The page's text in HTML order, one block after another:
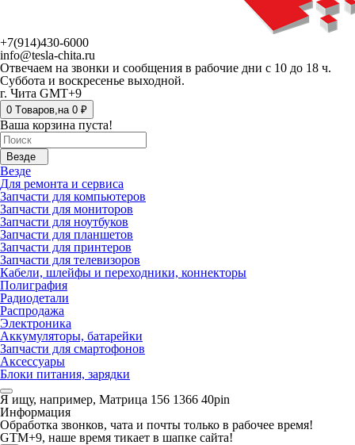
+7(914)430-6000
info@tesla-chita.ru
Отвечаем на звонки и сообщения в рабочие дни с 10 до 18 ч.
Суббота и воскресенье выходной.
г. Чита GMT+9
0 Tоваров,на 0 ₽
Ваша корзина пуста!
Везде
Везде
Для ремонта и сервиса
Запчасти для компьютеров
Запчасти для мониторов
Запчасти для ноутбуков
Запчасти для планшетов
Запчасти для принтеров
Запчасти для телевизоров
Кабели, шлейфы и переходники, коннекторы
Полиграфия
Радиодетали
Распродажа
Электроника
Аккумуляторы, батарейки
Запчасти для смартофонов
Аксессуары
Блоки питания, зарядки
Я ищу, например, Матрица 156 1366 40pin
Информация
Обработка звонков, чата и почты только в рабочее время!
GTM+9, наше время тикает в шапке сайта!